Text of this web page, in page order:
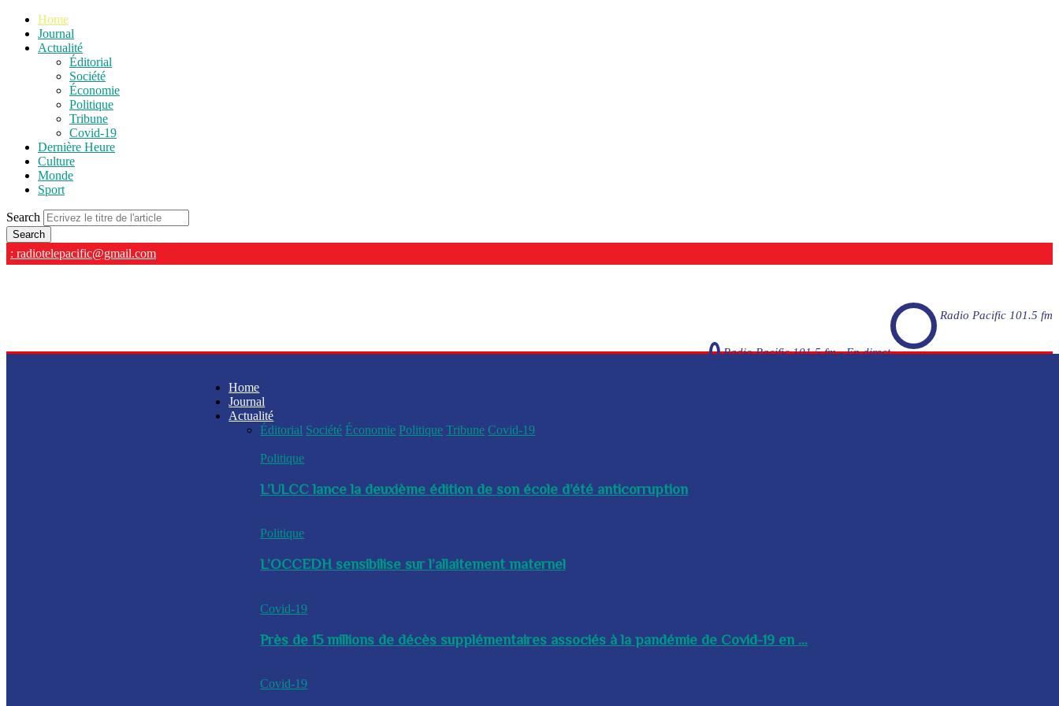
Home
Journal
Actualité
Éditorial
Société
Économie
Politique
Tribune
Covid-19
Dernière Heure
Culture
Monde
Sport
Search
: radiotelepacific@gmail.com
Radio Pacific 101.5 fm
Radio Pacific 101.5 fm - En direct
Home
Journal
Actualité
Éditorial Société Économie Politique Tribune Covid-19
Politique
L’ULCC lance la deuxième édition de son école d’été anticorruption
Politique
L’OCCEDH sensibilise sur l’allaitement maternel
Covid-19
Près de 15 millions de décès supplémentaires associés à la pandémie de Covid-19 en ...
Covid-19